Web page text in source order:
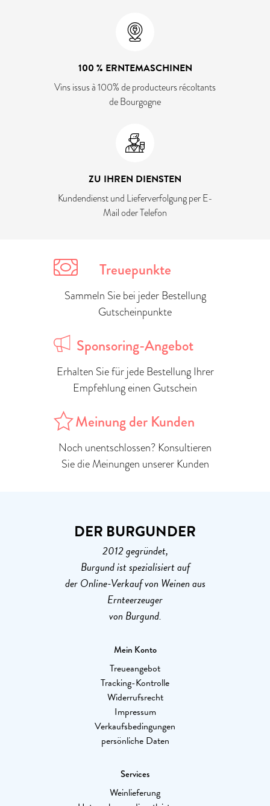
100 % ERNTEMASCHINEN
Vins issus à 100% de producteurs récoltants
de Bourgogne
ZU IHREN DIENSTEN
Kundendienst und Lieferverfolgung per E-
Mail oder Telefon
Treuepunkte
Sammeln Sie bei jeder Bestellung
Gutscheinpunkte
Sponsoring-Angebot
Erhalten Sie für jede Bestellung Ihrer
Empfehlung einen Gutschein
Meinung der Kunden
Noch unentschlossen? Konsultieren
Sie die Meinungen unserer Kunden
DER BURGUNDER
2012 gegründet,
Burgund ist spezialisiert auf
der Online-Verkauf von Weinen aus
Ernteerzeuger
von Burgund.
Mein Konto
Treueangebot
Tracking-Kontrolle
Widerrufsrecht
Impressum
Verkaufsbedingungen
persönliche Daten
Services
Weinlieferung